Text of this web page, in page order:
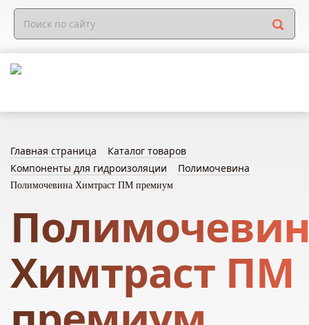
Главная страница
Каталог товаров
Компоненты для гидроизоляции
Полимочевина
Полимочевина Химтраст ПМ премиум
Химтраст ПМ